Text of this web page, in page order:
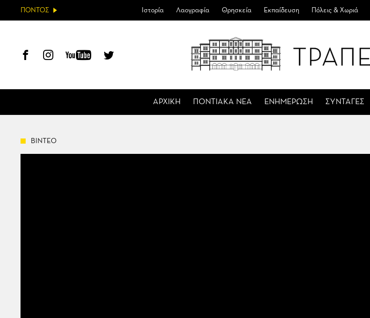
ΠΟΝΤΟΣ Ιστορία Λαογραφία Θρησκεία Εκπαίδευση Πόλεις & Χωριά
ΑΡΧΙΚΗ ΠΟΝΤΙΑΚΑ ΝΕΑ ΕΝΗΜΕΡΩΣΗ ΣΥΝΤΑΓΕΣ
ΒΙΝΤΕΟ